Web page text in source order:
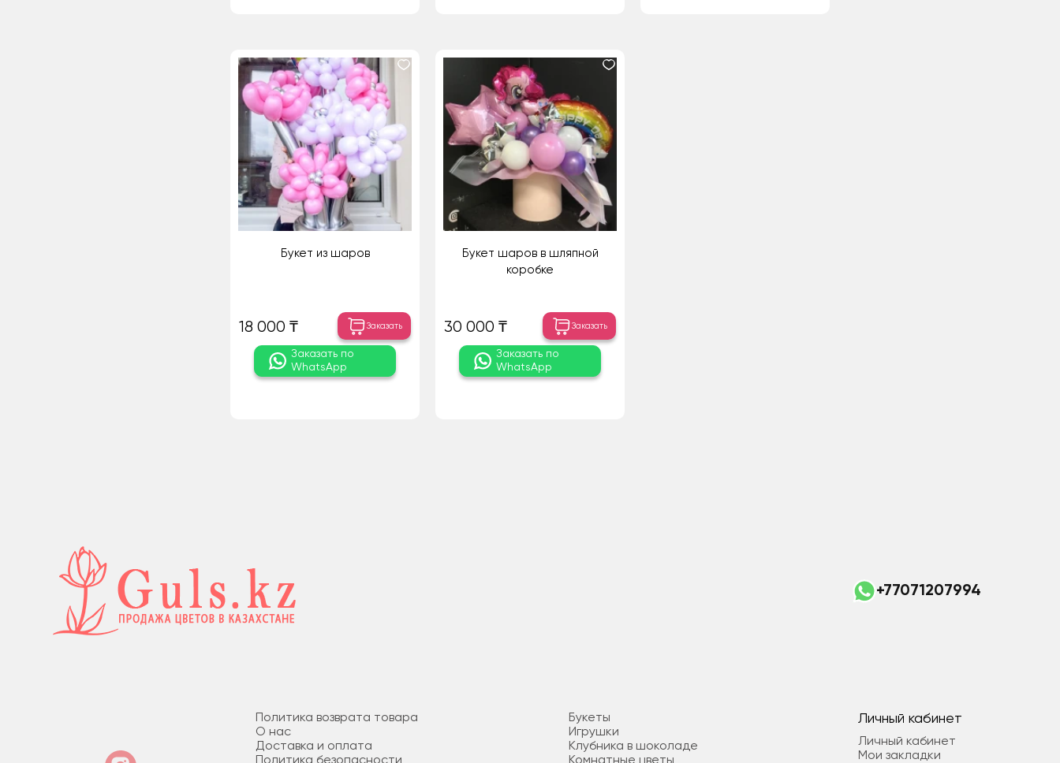
Букет из шаров
18 000 ₸ Заказать
Заказать по
WhatsApp
Букет шаров в шляпной
коробке
30 000 ₸ Заказать
Заказать по
WhatsApp
+77071207994
Политика возврата товара
О нас
Доставка и оплата
Букеты
Игрушки
Клубника в шоколаде
Личный кабинет
Личный кабинет
Мои закладки